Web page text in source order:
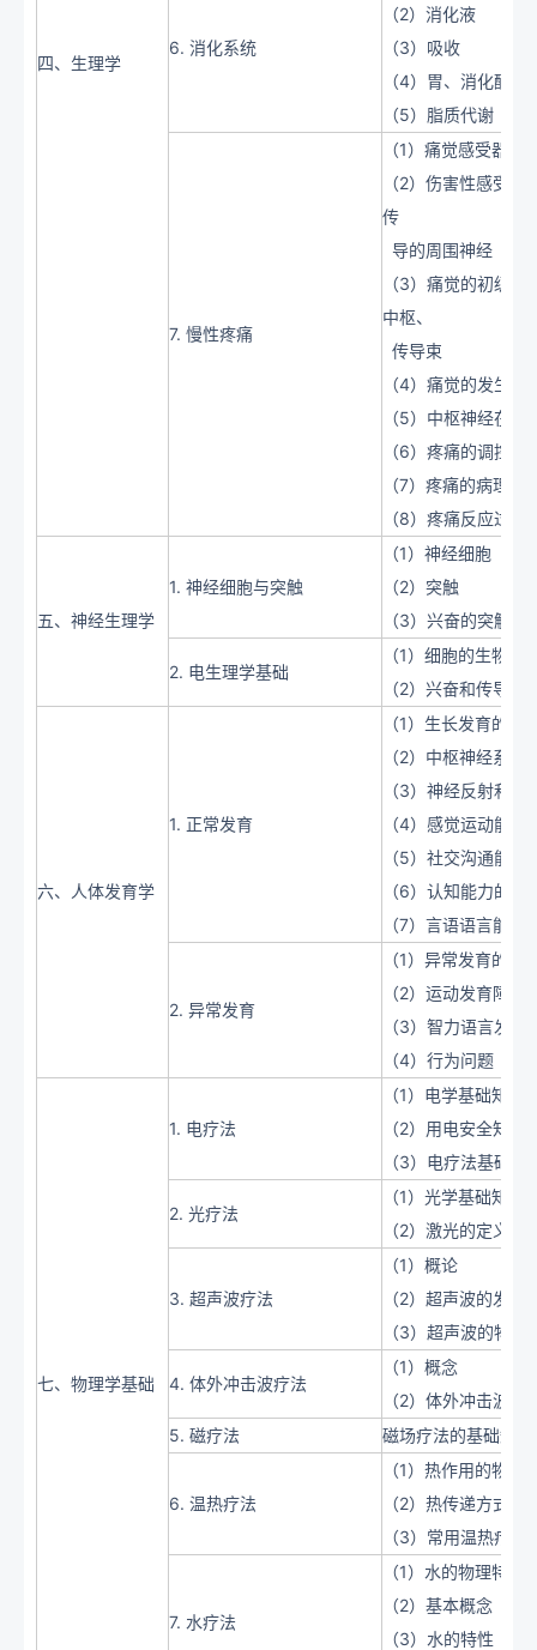
四、生理学
6. 消化系统
（2）消化液
（3）吸收
（4）胃、消化酶
（5）脂质代谢
7. 慢性疼痛
（1）痛觉感受器
（2）伤害性感受
传
导的周围神经
（3）痛觉的初级
中枢、
传导束
（4）痛觉的发生、
（5）中枢神经在疼
（6）疼痛的调控机
（7）疼痛的病理改
（8）疼痛反应过程
五、神经生理学
1. 神经细胞与突触
（1）神经细胞
（2）突触
（3）兴奋的突触传
2. 电生理学基础
（1）细胞的生物电
（2）兴奋和传导机
六、人体发育学
1. 正常发育
（1）生长发育的一
（2）中枢神经系统
（3）神经反射和生
（4）感觉运动能力
（5）社交沟通能力
（6）认知能力的发
（7）言语语言能力
2. 异常发育
（1）异常发育的高
（2）运动发育障碍
（3）智力语言发育
（4）行为问题
七、物理学基础
1. 电疗法
（1）电学基础知识
（2）用电安全知识
（3）电疗法基础知
2. 光疗法
（1）光学基础知识
（2）激光的定义、
3. 超声波疗法
（1）概论
（2）超声波的发生
（3）超声波的物理
4. 体外冲击波疗法
（1）概念
（2）体外冲击波的
5. 磁疗法
磁场疗法的基础知识
6. 温热疗法
（1）热作用的物理
（2）热传递方式
（3）常用温热疗法
7. 水疗法
（1）水的物理特性
（2）基本概念
（3）水的特性